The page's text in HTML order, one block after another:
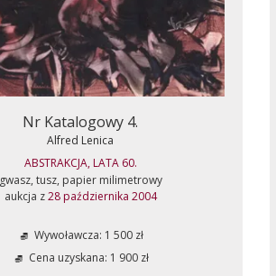
Nr Katalogowy 4.
Alfred Lenica
ABSTRAKCJA, LATA 60.
gwasz, tusz, papier milimetrowy
aukcja z28 października 2004
Wywoławcza: 1 500 zł
Cena uzyskana: 1 900 zł